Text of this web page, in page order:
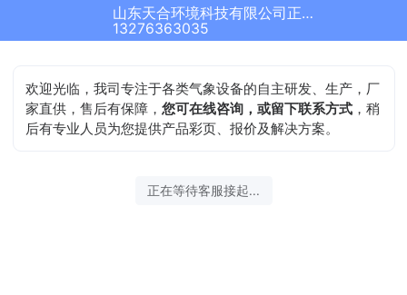
山东天合环境科技有限公司正在为您服务
13276363035
欢迎光临，我司专注于各类气象设备的自主研发、生产，厂
家直供，售后有保障，您可在线咨询，或留下联系方式 ，稍
后有专业人员为您提供产品彩页、报价及解决方案。
正在等待客服接起...